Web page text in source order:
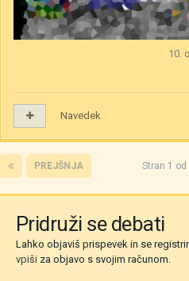
10.
Navedek
PREJŠNJA Stran 1 od
Pridruži se debati
Lahko objaviš prispevek in se
vpiši za objavo s svojim računom.